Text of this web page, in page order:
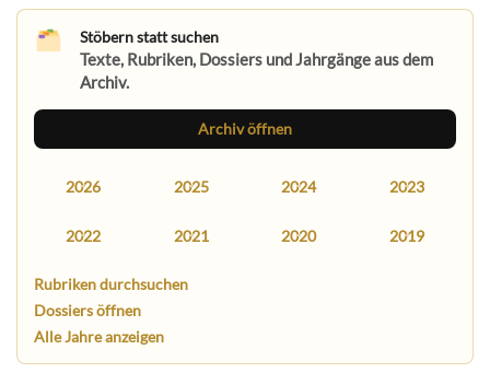
Stöbern statt suchen
Texte, Rubriken, Dossiers und Jahrgänge aus dem
Archiv.
Archiv öffnen
2026 2025 2024 2023
2022 2021 2020 2019
Rubriken durchsuchen
Dossiers öffnen
Alle Jahre anzeigen